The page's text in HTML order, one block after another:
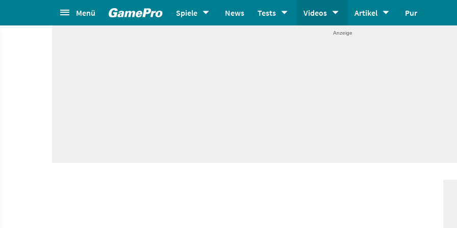
Menü Spiele News Tests Videos Artikel Pur